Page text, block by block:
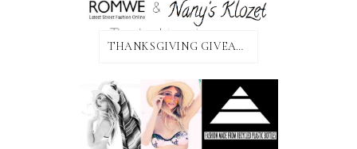
THANKSGIVING GIVEAWAY!